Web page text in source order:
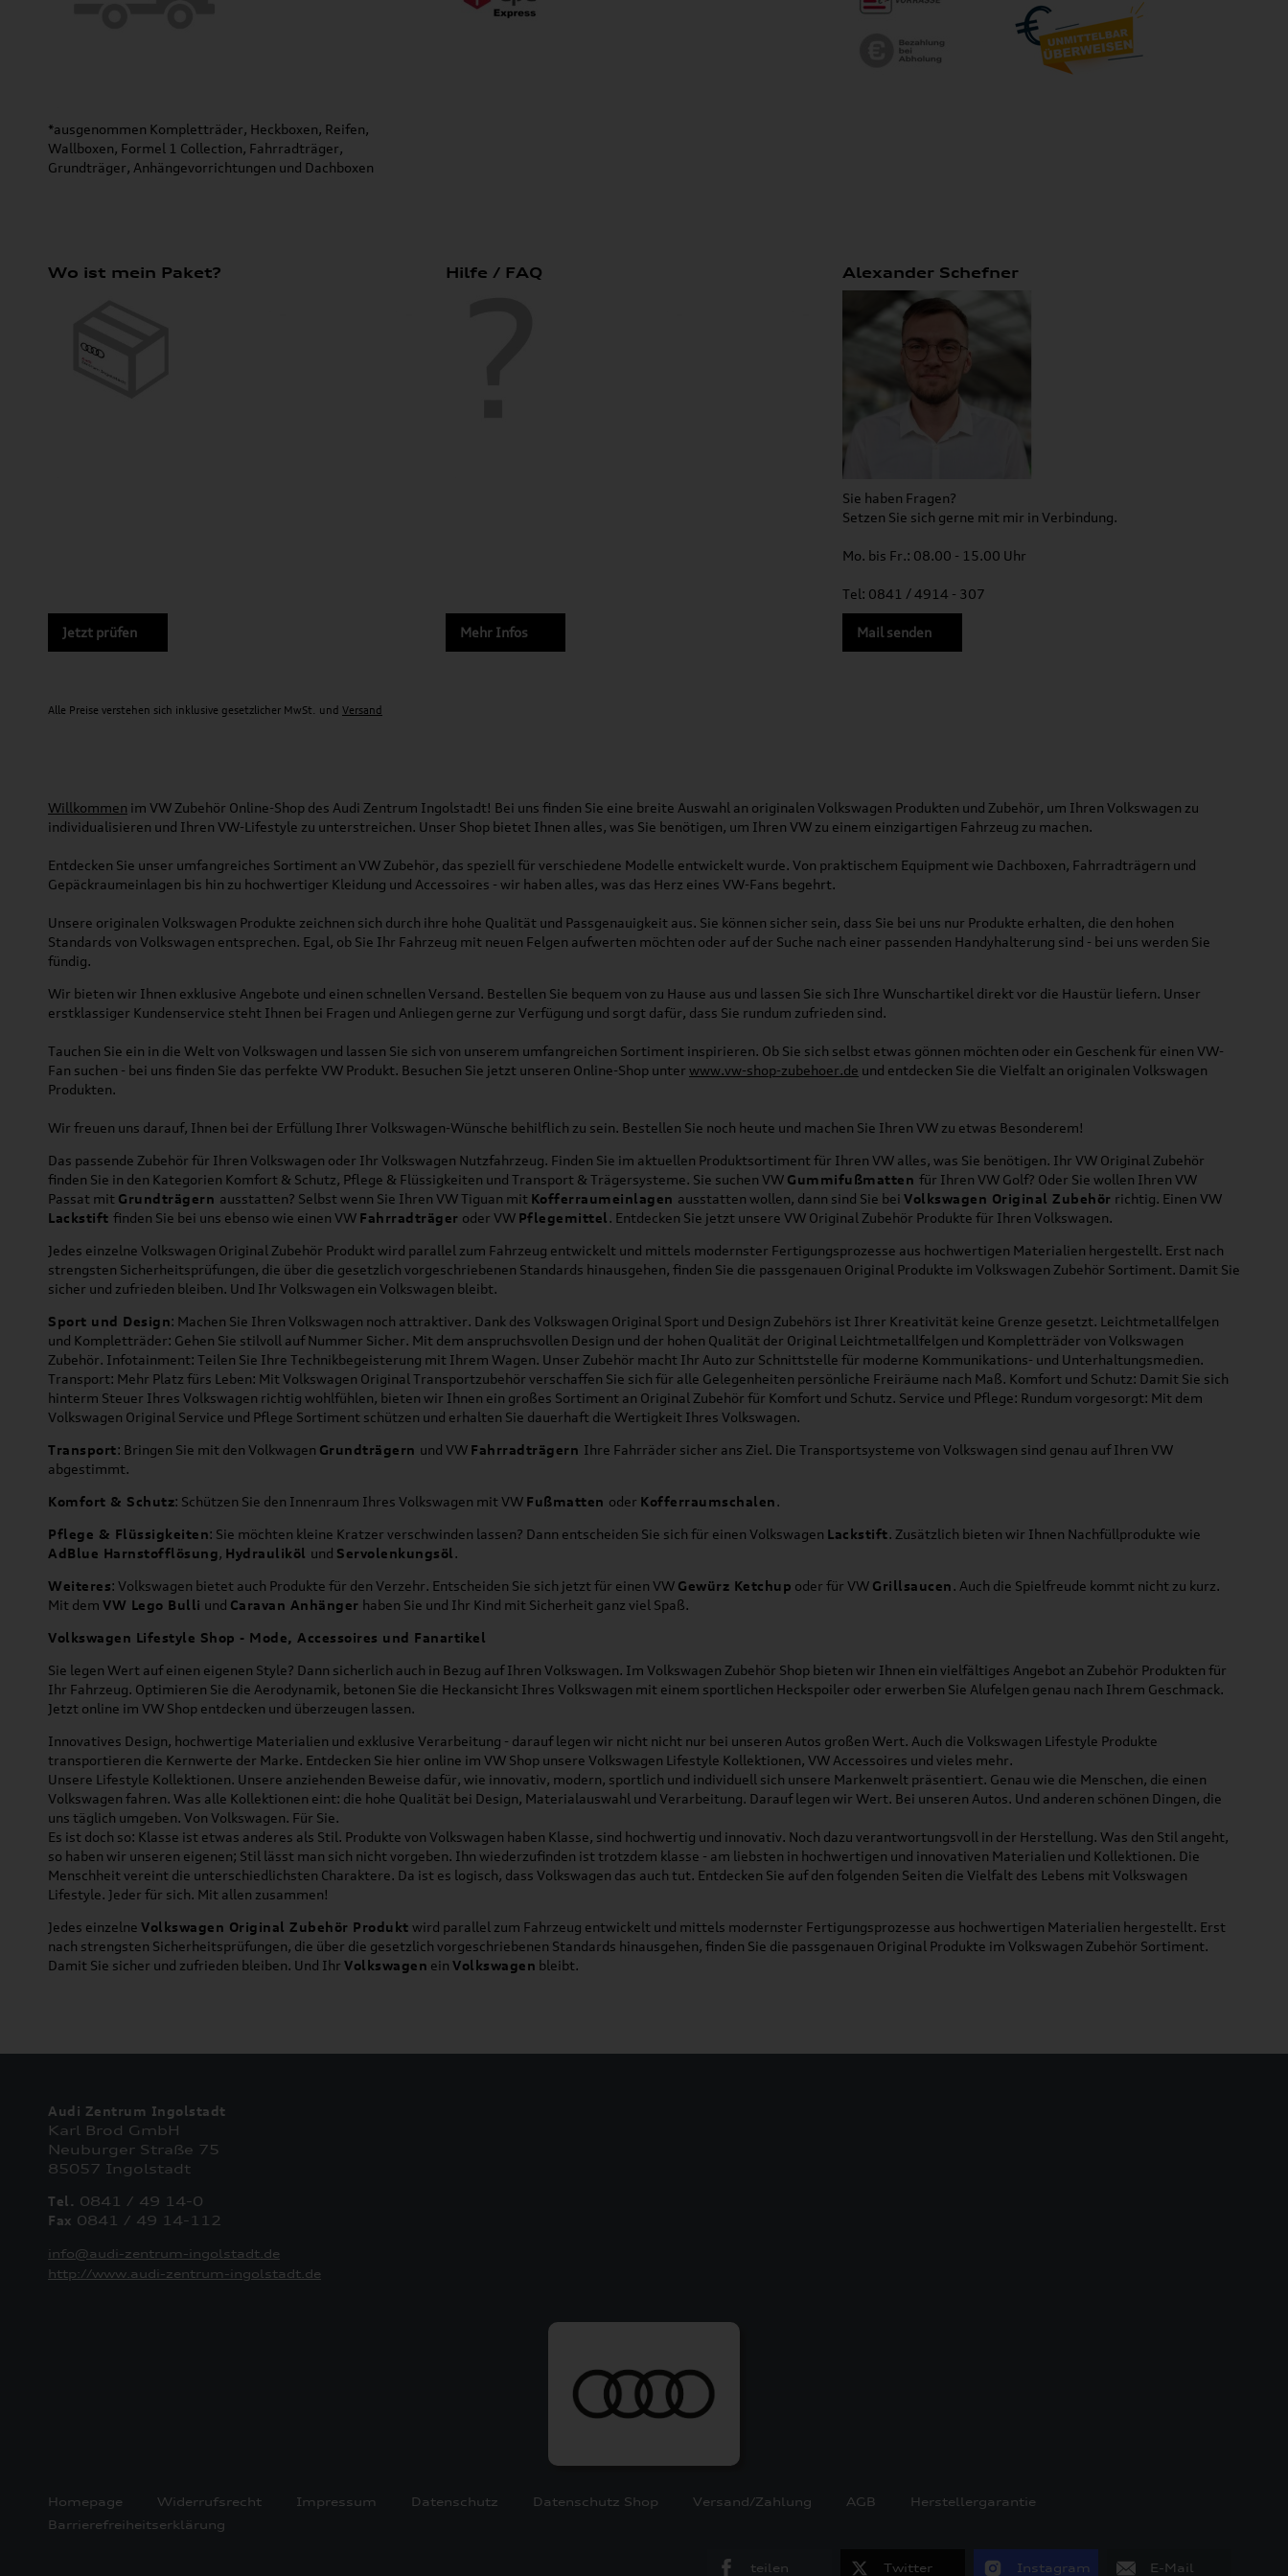
*ausgenommen Kompletträder, Heckboxen, Reifen,
Wallboxen, Formel 1 Collection, Fahrradträger,
Grundträger, Anhängevorrichtungen und Dachboxen
Wo ist mein Paket?
Jetzt prüfen
Hilfe / FAQ
Mehr Infos
Alexander Schefner
Sie haben Fragen?
Setzen Sie sich gerne mit mir in Verbindung.
Mo. bis Fr.: 08.00 - 15.00 Uhr
Tel: 0841 / 4914 - 307
Mail senden
Alle Preise verstehen sich inklusive gesetzlicher MwSt. und Versand
Willkommen im VW Zubehör Online-Shop des Audi Zentrum Ingolstadt! Bei uns finden Sie eine breite Auswahl an originalen Volkswagen Produkten und Zubehör, um Ihren Volkswagen zu
individualisieren und Ihren VW-Lifestyle zu unterstreichen. Unser Shop bietet Ihnen alles, was Sie benötigen, um Ihren VW zu einem einzigartigen Fahrzeug zu machen.
Entdecken Sie unser umfangreiches Sortiment an VW Zubehör, das speziell für verschiedene Modelle entwickelt wurde. Von praktischem Equipment wie Dachboxen, Fahrradträgern und
Gepäckraumeinlagen bis hin zu hochwertiger Kleidung und Accessoires - wir haben alles, was das Herz eines VW-Fans begehrt.
Unsere originalen Volkswagen Produkte zeichnen sich durch ihre hohe Qualität und Passgenauigkeit aus. Sie können sicher sein, dass Sie bei uns nur Produkte erhalten, die den hohen
Standards von Volkswagen entsprechen. Egal, ob Sie Ihr Fahrzeug mit neuen Felgen aufwerten möchten oder auf der Suche nach einer passenden Handyhalterung sind - bei uns werden Sie
fündig.
Wir bieten wir Ihnen exklusive Angebote und einen schnellen Versand. Bestellen Sie bequem von zu Hause aus und lassen Sie sich Ihre Wunschartikel direkt vor die Haustür liefern. Unser
erstklassiger Kundenservice steht Ihnen bei Fragen und Anliegen gerne zur Verfügung und sorgt dafür, dass Sie rundum zufrieden sind.
Tauchen Sie ein in die Welt von Volkswagen und lassen Sie sich von unserem umfangreichen Sortiment inspirieren. Ob Sie sich selbst etwas gönnen möchten oder ein Geschenk für einen VW-
Fan suchen - bei uns finden Sie das perfekte VW Produkt. Besuchen Sie jetzt unseren Online-Shop unter www.vw-shop-zubehoer.de und entdecken Sie die Vielfalt an originalen Volkswagen
Produkten.
Wir freuen uns darauf, Ihnen bei der Erfüllung Ihrer Volkswagen-Wünsche behilflich zu sein. Bestellen Sie noch heute und machen Sie Ihren VW zu etwas Besonderem!
Das passende Zubehör für Ihren Volkswagen oder Ihr Volkswagen Nutzfahrzeug. Finden Sie im aktuellen Produktsortiment für Ihren VW alles, was Sie benötigen. Ihr VW Original Zubehör
finden Sie in den Kategorien Komfort & Schutz, Pflege & Flüssigkeiten und Transport & Trägersysteme. Sie suchen VW Gummifußmatten für Ihren VW Golf? Oder Sie wollen Ihren VW
Passat mit Grundträgern ausstatten? Selbst wenn Sie Ihren VW Tiguan mit Kofferraumeinlagen ausstatten wollen, dann sind Sie bei Volkswagen Original Zubehör richtig. Einen VW
Lackstift finden Sie bei uns ebenso wie einen VW Fahrradträger oder VW Pflegemittel. Entdecken Sie jetzt unsere VW Original Zubehör Produkte für Ihren Volkswagen.
Jedes einzelne Volkswagen Original Zubehör Produkt wird parallel zum Fahrzeug entwickelt und mittels modernster Fertigungsprozesse aus hochwertigen Materialien hergestellt. Erst nach
strengsten Sicherheitsprüfungen, die über die gesetzlich vorgeschriebenen Standards hinausgehen, finden Sie die passgenauen Original Produkte im Volkswagen Zubehör Sortiment. Damit Sie
sicher und zufrieden bleiben. Und Ihr Volkswagen ein Volkswagen bleibt.
Sport und Design: Machen Sie Ihren Volkswagen noch attraktiver. Dank des Volkswagen Original Sport und Design Zubehörs ist Ihrer Kreativität keine Grenze gesetzt. Leichtmetallfelgen
und Kompletträder: Gehen Sie stilvoll auf Nummer Sicher. Mit dem anspruchsvollen Design und der hohen Qualität der Original Leichtmetallfelgen und Kompletträder von Volkswagen
Zubehör. Infotainment: Teilen Sie Ihre Technikbegeisterung mit Ihrem Wagen. Unser Zubehör macht Ihr Auto zur Schnittstelle für moderne Kommunikations- und Unterhaltungsmedien.
Transport: Mehr Platz fürs Leben: Mit Volkswagen Original Transportzubehör verschaffen Sie sich für alle Gelegenheiten persönliche Freiräume nach Maß. Komfort und Schutz: Damit Sie sich
hinterm Steuer Ihres Volkswagen richtig wohlfühlen, bieten wir Ihnen ein großes Sortiment an Original Zubehör für Komfort und Schutz. Service und Pflege: Rundum vorgesorgt: Mit dem
Volkswagen Original Service und Pflege Sortiment schützen und erhalten Sie dauerhaft die Wertigkeit Ihres Volkswagen.
Transport: Bringen Sie mit den Volkwagen Grundträgern und VW Fahrradträgern Ihre Fahrräder sicher ans Ziel. Die Transportsysteme von Volkswagen sind genau auf Ihren VW
abgestimmt.
Komfort & Schutz: Schützen Sie den Innenraum Ihres Volkswagen mit VW Fußmatten oder Kofferraumschalen.
Pflege & Flüssigkeiten: Sie möchten kleine Kratzer verschwinden lassen? Dann entscheiden Sie sich für einen Volkswagen Lackstift. Zusätzlich bieten wir Ihnen Nachfüllprodukte wie
AdBlue Harnstofflösung, Hydrauliköl und Servolenkungsöl.
Weiteres: Volkswagen bietet auch Produkte für den Verzehr. Entscheiden Sie sich jetzt für einen VW Gewürz Ketchup oder für VW Grillsaucen. Auch die Spielfreude kommt nicht zu kurz.
Mit dem VW Lego Bulli und Caravan Anhänger haben Sie und Ihr Kind mit Sicherheit ganz viel Spaß.
Volkswagen Lifestyle Shop - Mode, Accessoires und Fanartikel
Sie legen Wert auf einen eigenen Style? Dann sicherlich auch in Bezug auf Ihren Volkswagen. Im Volkswagen Zubehör Shop bieten wir Ihnen ein vielfältiges Angebot an Zubehör Produkten für
Ihr Fahrzeug. Optimieren Sie die Aerodynamik, betonen Sie die Heckansicht Ihres Volkswagen mit einem sportlichen Heckspoiler oder erwerben Sie Alufelgen genau nach Ihrem Geschmack.
Jetzt online im VW Shop entdecken und überzeugen lassen.
Innovatives Design, hochwertige Materialien und exklusive Verarbeitung - darauf legen wir nicht nicht nur bei unseren Autos großen Wert. Auch die Volkswagen Lifestyle Produkte
transportieren die Kernwerte der Marke. Entdecken Sie hier online im VW Shop unsere Volkswagen Lifestyle Kollektionen, VW Accessoires und vieles mehr.
Unsere Lifestyle Kollektionen. Unsere anziehenden Beweise dafür, wie innovativ, modern, sportlich und individuell sich unsere Markenwelt präsentiert. Genau wie die Menschen, die einen
Volkswagen fahren. Was alle Kollektionen eint: die hohe Qualität bei Design, Materialauswahl und Verarbeitung. Darauf legen wir Wert. Bei unseren Autos. Und anderen schönen Dingen, die
uns täglich umgeben. Von Volkswagen. Für Sie.
Es ist doch so: Klasse ist etwas anderes als Stil. Produkte von Volkswagen haben Klasse, sind hochwertig und innovativ. Noch dazu verantwortungsvoll in der Herstellung. Was den Stil angeht,
so haben wir unseren eigenen; Stil lässt man sich nicht vorgeben. Ihn wiederzufinden ist trotzdem klasse - am liebsten in hochwertigen und innovativen Materialien und Kollektionen. Die
Menschheit vereint die unterschiedlichsten Charaktere. Da ist es logisch, dass Volkswagen das auch tut. Entdecken Sie auf den folgenden Seiten die Vielfalt des Lebens mit Volkswagen
Lifestyle. Jeder für sich. Mit allen zusammen!
Jedes einzelne Volkswagen Original Zubehör Produkt wird parallel zum Fahrzeug entwickelt und mittels modernster Fertigungsprozesse aus hochwertigen Materialien hergestellt. Erst
nach strengsten Sicherheitsprüfungen, die über die gesetzlich vorgeschriebenen Standards hinausgehen, finden Sie die passgenauen Original Produkte im Volkswagen Zubehör Sortiment.
Damit Sie sicher und zufrieden bleiben. Und Ihr Volkswagen ein Volkswagen bleibt.
Audi Zentrum Ingolstadt
Karl Brod GmbH
Neuburger Straße 75
85057 Ingolstadt
Tel. 0841 / 49 14-0
Fax 0841 / 49 14-112
info@audi-zentrum-ingolstadt.de
http://www.audi-zentrum-ingolstadt.de
Homepage Widerrufsrecht Impressum Datenschutz Datenschutz Shop Versand/Zahlung AGB
Herstellergarantie
Barrierefreiheitserklärung
teilen Twitter Instagram E-Mail